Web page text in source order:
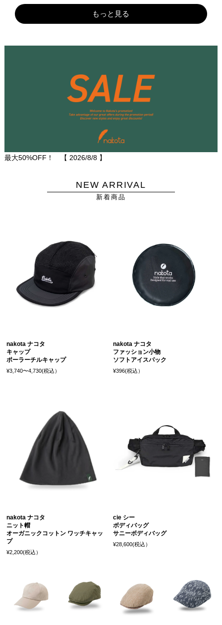
もっと見る
最大50%OFF！ 【 2026/8/8】
NEW ARRIVAL
新着商品
nakota ナコタ
キャップ
ポーラーチルキャップ
¥3,740〜4,730(税込）
nakota ナコタ
ファッション小物
ソフトアイスパック
¥396(税込）
nakota ナコタ
ニット帽
オーガニックコットン ワッチキャッ
プ
¥2,200(税込）
cie シー
ボディバッグ
サニーボディバッグ
¥28,600(税込）